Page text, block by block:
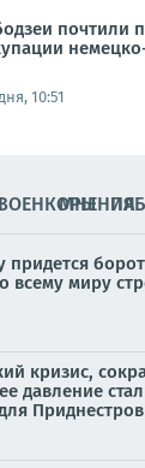
почтили
10:51
МНЕНИЯ
придется
всему миру
кризис,
давление